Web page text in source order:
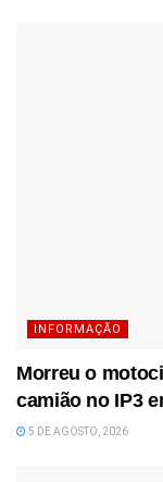
INFORMAÇÃO
Morreu o
camião no IP3
5 DE AGOSTO, 2026